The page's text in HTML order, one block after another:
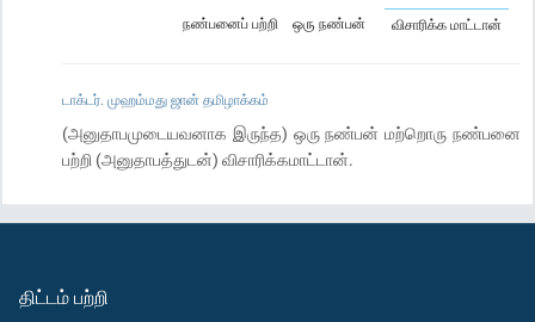
விசாரிக்க மாட்டான்
ஒரு நண்பன்
நண்பனைப் பற்றி
டாக்டர். முஹம்மது ஜான் தமிழாக்கம்
(அனுதாபமுடையவனாக இருந்த) ஒரு நண்பன் மற்றொரு நண்பனை
பற்றி (அனுதாபத்துடன்) விசாரிக்கமாட்டான்.
திட்டம் பற்றி